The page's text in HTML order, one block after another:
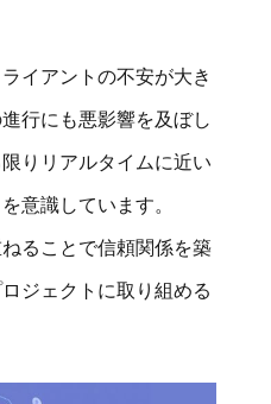
イアントの不安が大き
行にも悪影響を及ぼし
りリアルタイムに近い
意識しています。
ることで信頼関係を築
ジェクトに取り組める